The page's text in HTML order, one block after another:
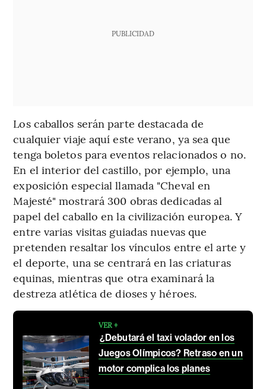
PUBLICIDAD
Los caballos serán parte destacada de
cualquier viaje aquí este verano, ya sea que
tenga boletos para eventos relacionados o no.
En el interior del castillo, por ejemplo, una
exposición especial llamada "Cheval en
Majesté" mostrará 300 obras dedicadas al
papel del caballo en la civilización europea. Y
entre varias visitas guiadas nuevas que
pretenden resaltar los vínculos entre el arte y
el deporte, una se centrará en las criaturas
equinas, mientras que otra examinará la
destreza atlética de dioses y héroes.
VER +
¿Debutará el taxi volador en los
Juegos Olímpicos? Retraso en un
motor complica los planes